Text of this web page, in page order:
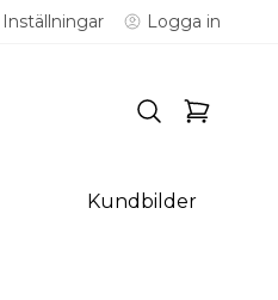
Inställningar Logga in
Kundbilder